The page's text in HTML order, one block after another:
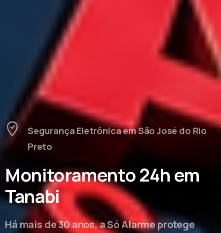
Segurança Eletrônica em São José do Rio
Preto
Monitoramento 24h em
Tanabi
Há mais de 30 anos, a Só Alarme protege